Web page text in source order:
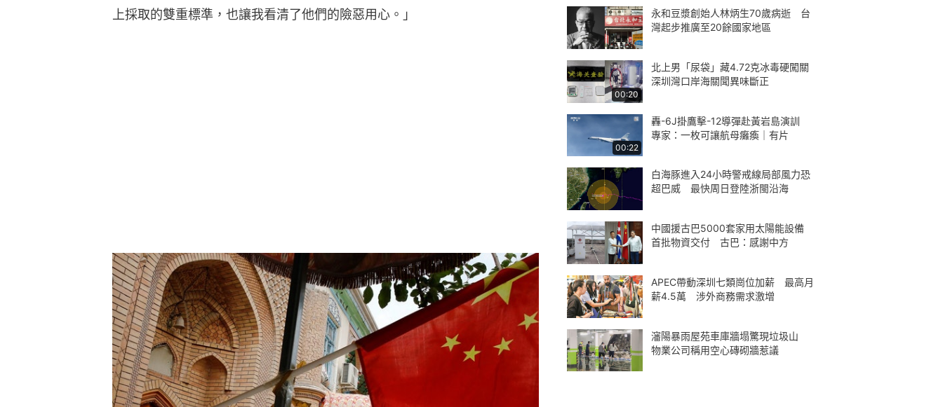
上採取的雙重標準，也讓我看清了他們的險惡用心。」
永和豆漿創始人林炳生70歲病逝 台
灣起步推廣至20餘國家地區
00:20
北上男「尿袋」藏4.72克冰毒硬闖關
深圳灣口岸海關聞異味斷正
00:22
轟-6J掛鷹擊-12導彈赴黃岩島演訓
專家：一枚可讓航母癱瘓｜有片
白海豚進入24小時警戒線局部風力恐
超巴威 最快周日登陸浙閩沿海
中國援古巴5000套家用太陽能設備
首批物資交付 古巴：感謝中方
APEC帶動深圳七類崗位加薪 最高月
薪4.5萬 涉外商務需求激增
瀋陽暴雨屋苑車庫牆塌驚現垃圾山
物業公司稱用空心磚砌牆惹議